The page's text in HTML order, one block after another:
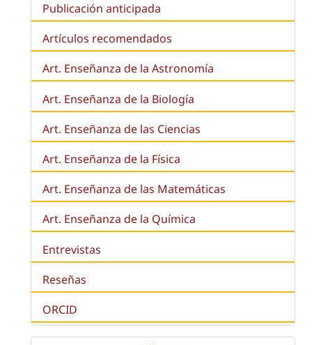
Publicación anticipada
Artículos recomendados
Art. Enseñanza de la Astronomía
Art. Enseñanza de la Biología
Art. Enseñanza de las Ciencias
Art. Enseñanza de la Física
Art. Enseñanza de las Matemáticas
Art. Enseñanza de la Química
Entrevistas
Reseñas
ORCID